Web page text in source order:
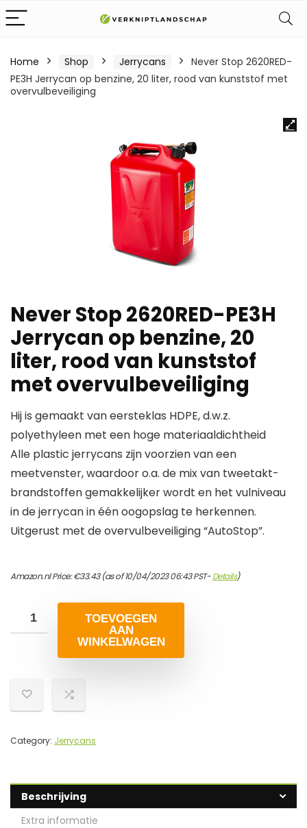
Home Shop Jerrycans
Never Stop 2620RED-
PE3H Jerrycan op benzine, 20 liter, rood van kunststof met
overvulbeveiliging
Never Stop 2620RED-PE3H
Jerrycan op benzine, 20
liter, rood van kunststof
met overvulbeveiliging
Hij is gemaakt van eersteklas HDPE, d.w.z.
polyethyleen met een hoge materiaaldichtheid
Alle plastic jerrycans zijn voorzien van een
meetvenster, waardoor o.a. de mix van tweetakt-
brandstoffen gemakkelijker wordt en het vulniveau
in de jerrycan in één oogopslag te herkennen.
Uitgerust met de overvulbeveiliging “AutoStop”.
Amazon.nl Price:€33.43(as of 10/04/2023 06:43 PST-Details)
TOEVOEGEN
AAN
WINKELWAGEN
Category: Jerrycans
Beschrijving
Extra informatie